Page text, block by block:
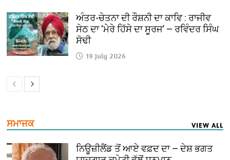
ਅੰਤਰ-ਚੇਤਨਾ ਦੀ ਰੌਸ਼ਨੀ ਦਾ ਕਾਵਿ : ਰਾਜੀਵ
ਸੇਠ ਦਾ ‘ਮੇਰੇ ਹਿੱਸੇ ਦਾ ਸੂਰਜ’ — ਰਵਿੰਦਰ ਸਿੰਘ
ਸੋਢੀ
19 July 2026
ਸਮਾਜਕ VIEW ALL
ਨਿਊਜ਼ੀਲੈਂਡ ਤੋਂ ਆਏ ਵਫ਼ਦ ਦਾ — ਦੇਸ਼ ਭਗਤ